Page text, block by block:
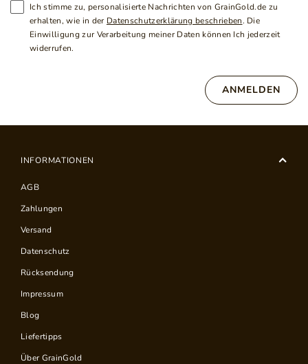
Ich stimme zu, personalisierte Nachrichten von GrainGold.de zu
erhalten, wie in der Datenschutzerklärung beschrieben. Die
Einwilligung zur Verarbeitung meiner Daten können Ich jederzeit
widerrufen.
ANMELDEN
INFORMATIONEN
AGB
Zahlungen
Versand
Datenschutz
Rücksendung
Impressum
Blog
Liefertipps
Über GrainGold